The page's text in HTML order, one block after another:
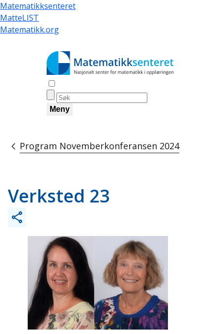
Hopp
til
hovedinnhold
Matematikksenteret
MatteLIST
Matematikk.org
Meny
Navigasjonssti
Program Novemberkonferansen 2024
Verksted 23